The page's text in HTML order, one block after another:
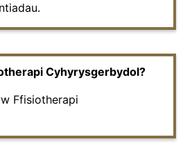
Cyhyrysgerbydol?
Ffisiotherapi